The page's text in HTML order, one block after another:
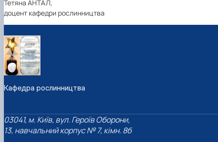
Тетяна АНТАЛ,
доцент кафедри рослинництва
Кафедра рослинництва
03041, м. Київ, вул. Героїв Оборони,
13, навчальний корпус № 7, кімн. 8б